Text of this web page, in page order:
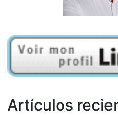
Artículos